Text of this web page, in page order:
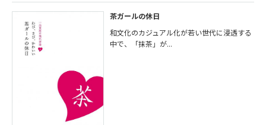
茶ガールの休日
和文化のカジュアル化が若い世代に浸透する
中で、「抹茶」が...